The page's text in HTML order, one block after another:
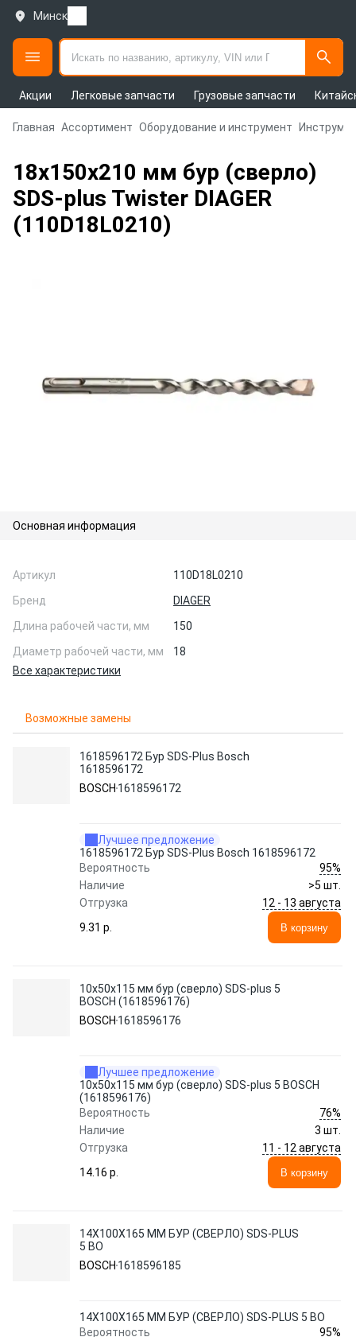
Минск
Акции Легковые запчасти Грузовые запчасти
Главная Ассортимент Оборудование и инструмент
18х150х210 мм бур (сверло)
SDS-plus Twister DIAGER
(110D18L0210)
Основная информация
Артикул
110D18L0210
Бренд
DIAGER
Длина рабочей части, мм
150
Диаметр рабочей части, мм
18
Все характеристики
Возможные замены
1618596172 Бур SDS-Plus Bosch
1618596172
BOSCH 1618596172
Лучшее предложение
1618596172 Бур SDS-Plus Bosch 1618596172
Вероятность
95%
Наличие
>5 шт.
Отгрузка
12 - 13 августа
9.31 p.
В корзину
10х50х115 мм бур (сверло) SDS-plus 5
BOSCH (1618596176)
BOSCH 1618596176
Лучшее предложение
10х50х115 мм бур (сверло) SDS-plus 5 BOSCH
(1618596176)
Вероятность
76%
Наличие
3 шт.
Отгрузка
11 - 12 августа
14.16 p.
В корзину
14Х100Х165 ММ БУР (СВЕРЛО) SDS-PLUS
5 BO
BOSCH 1618596185
14Х100Х165 ММ БУР (СВЕРЛО) SDS-PLUS 5 BO
Вероятность
95%